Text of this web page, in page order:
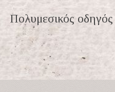
Πολυμεσικός